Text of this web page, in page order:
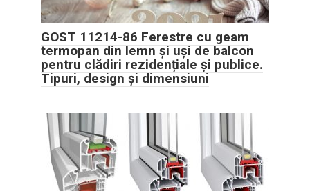
GOST 11214-86 Ferestre cu geam
termopan din lemn și uși de balcon
pentru clădiri rezidențiale și publice.
Tipuri, design și dimensiuni